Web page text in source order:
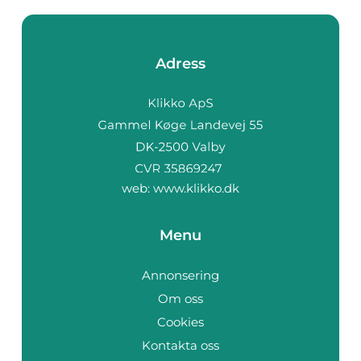
Adress
web: www.klikko.dk
Menu
Annonsering
Om oss
Cookies
Kontakta oss